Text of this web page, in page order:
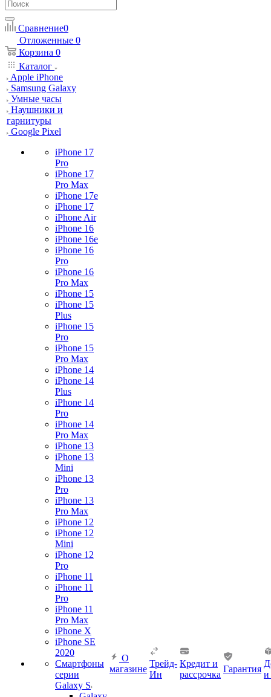
Сравнение0
Отложенные 0
Корзина 0
Каталог
Apple iPhone
Samsung Galaxy
Умные часы
Наушники и
гарнитуры
Google Pixel
iPhone 17
Pro
iPhone 17
Pro Max
iPhone 17e
iPhone 17
iPhone Air
iPhone 16
iPhone 16e
iPhone 16
Pro
iPhone 16
Pro Max
iPhone 15
iPhone 15
Plus
iPhone 15
Pro
iPhone 15
Pro Max
iPhone 14
iPhone 14
Plus
iPhone 14
Pro
iPhone 14
Pro Max
iPhone 13
iPhone 13
Mini
iPhone 13
Pro
iPhone 13
Pro Max
iPhone 12
iPhone 12
Mini
iPhone 12
Pro
iPhone 11
iPhone 11
Pro
iPhone 11
Pro Max
iPhone X
iPhone SE
2020
Смартфоны
серии
Galaxy S
О
магазине
Трейд-
Ин
Кредит и
рассрочка
Гарантия
и